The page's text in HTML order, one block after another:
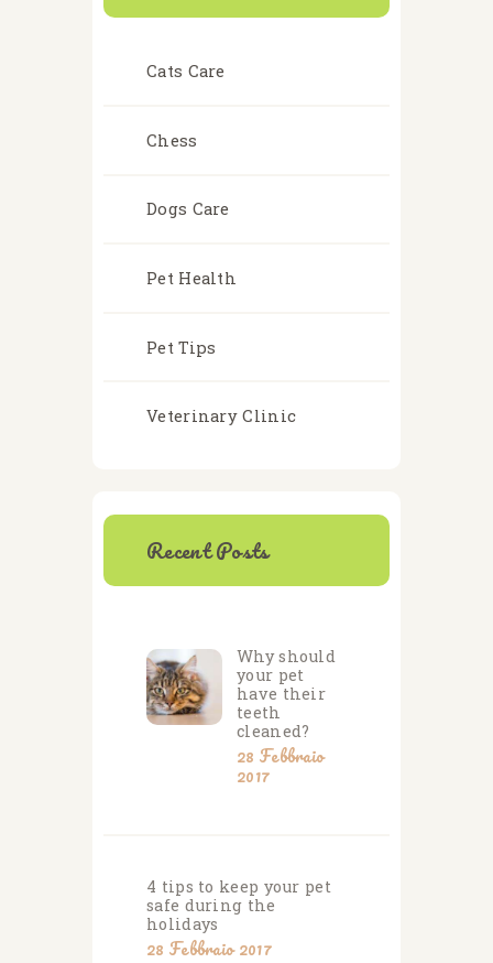
Cats Care
Chess
Dogs Care
Pet Health
Pet Tips
Veterinary Clinic
Recent Posts
Why should
your pet
have their
teeth
cleaned?
28 Febbraio
2017
4 tips to keep your pet
safe during the
holidays
28 Febbraio 2017